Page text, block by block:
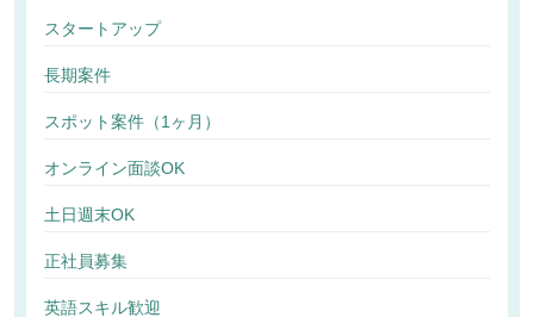
スタートアップ
長期案件
スポット案件（1ヶ月）
オンライン面談OK
土日週末OK
正社員募集
英語スキル歓迎